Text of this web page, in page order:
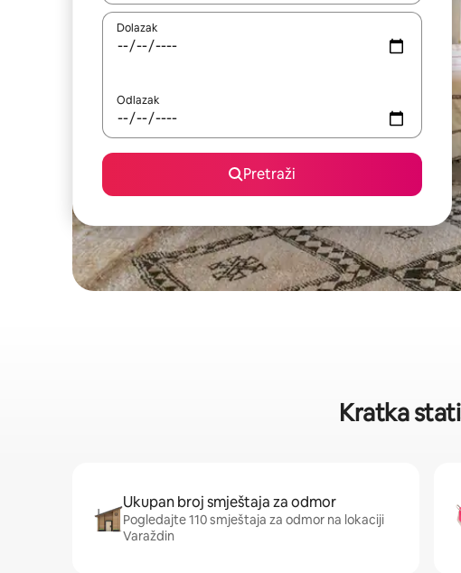
Dolazak
Odlazak
Pretraži
Kratka
Ukupan broj smještaja za odmor
Pogledajte 110 smještaja za odmor na lokaciji
Varaždin